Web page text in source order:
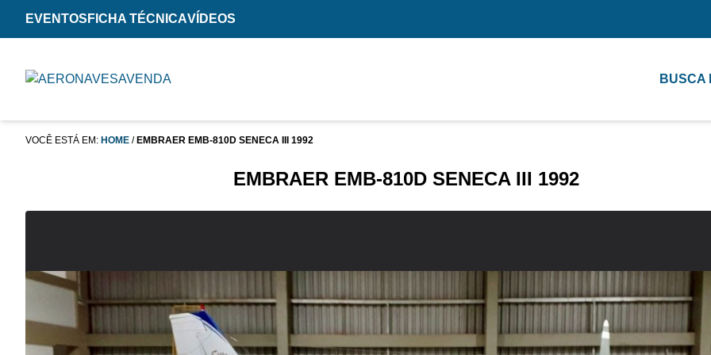
EVENTOS FICHA TÉCNICAVÍDEOS
BUSCA
VOCÊ ESTÁ EM: HOME / EMBRAER EMB-810D SENECA III 1992
EMBRAER EMB-810D SENECA III 1992